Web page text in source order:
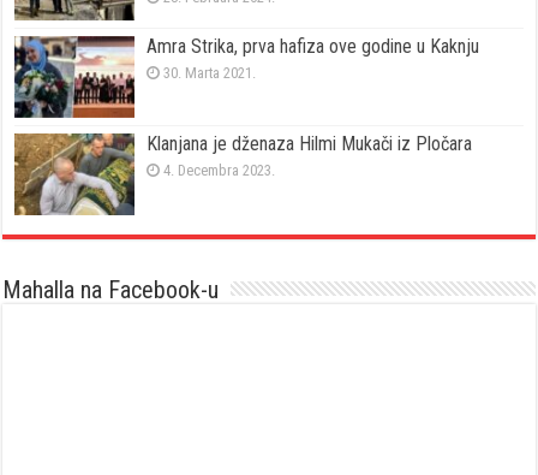
Amra Strika, prva hafiza ove godine u Kaknju
30. Marta 2021.
Klanjana je dženaza Hilmi Mukači iz Pločara
4. Decembra 2023.
Mahalla na Facebook-u